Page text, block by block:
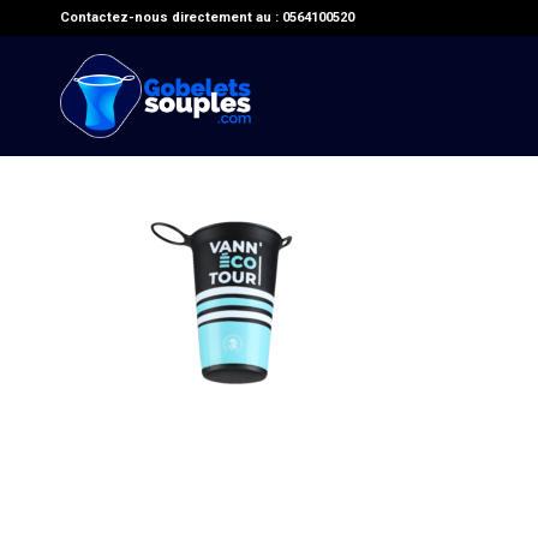
Contactez-nous directement au : 0564100520